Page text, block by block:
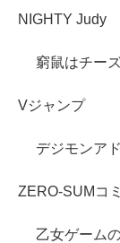
NIGHTY Judy
窮鼠はチー
Vジャンプ
デジモンア
ZERO-SUMコ
乙女ゲーム